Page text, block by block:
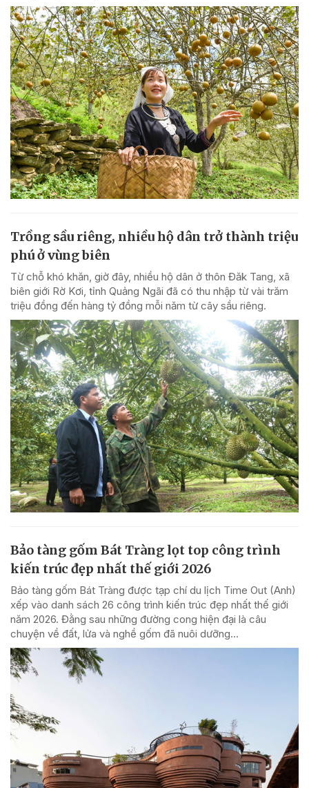
Trồng sầu riêng, nhiều hộ dân trở thành triệu
phú ở vùng biên
Từ chỗ khó khăn, giờ đây, nhiều hộ dân ở thôn Đăk Tang, xã
biên giới Rờ Kơi, tỉnh Quảng Ngãi đã có thu nhập từ vài trăm
triệu đồng đến hàng tỷ đồng mỗi năm từ cây sầu riêng.
Bảo tàng gốm Bát Tràng lọt top công trình
kiến trúc đẹp nhất thế giới 2026
Bảo tàng gốm Bát Tràng được tạp chí du lịch Time Out (Anh)
xếp vào danh sách 26 công trình kiến trúc đẹp nhất thế giới
năm 2026. Đằng sau những đường cong hiện đại là câu
chuyện về đất, lửa và nghề gốm đã nuôi dưỡng...